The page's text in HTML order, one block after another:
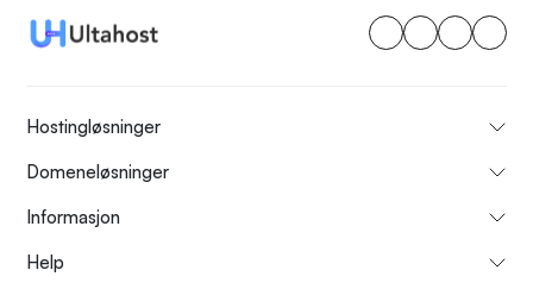
Hostingløsninger
Domeneløsninger
Informasjon
Help